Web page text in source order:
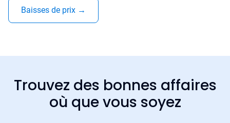
Baisses de prix →
Trouvez des bonnes affaires
où que vous soyez